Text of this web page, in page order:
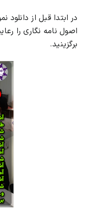
در ابتدا قبل از
اصول نامه نگاری را
برگزینید.